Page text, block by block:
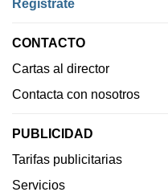
Regístrate
CONTACTO
Cartas al director
Contacta con nosotros
PUBLICIDAD
Tarifas publicitarias
Servicios